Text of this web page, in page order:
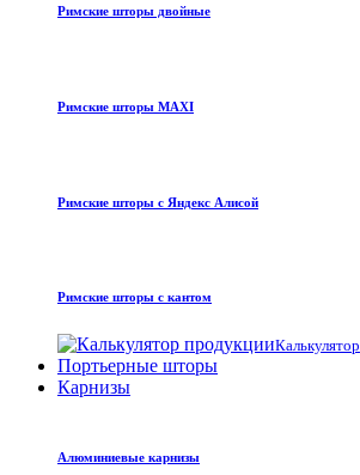
Римские шторы двойные
Римские шторы MAXI
Римские шторы с Яндекс Алисой
Римские шторы с кантом
Калькулятор
Портьерные шторы
Карнизы
Алюминиевые карнизы